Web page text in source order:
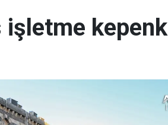
işletme kepenk